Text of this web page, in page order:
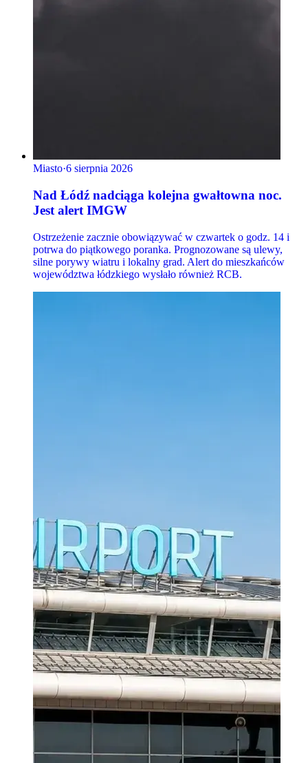
Miasto·6 sierpnia 2026
Nad Łódź nadciąga kolejna gwałtowna noc.
Jest alert IMGW
Ostrzeżenie zacznie obowiązywać w czwartek o godz. 14 i
potrwa do piątkowego poranka. Prognozowane są ulewy,
silne porywy wiatru i lokalny grad. Alert do mieszkańców
województwa łódzkiego wysłało również RCB.